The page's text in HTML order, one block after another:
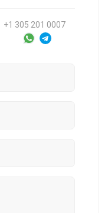
+1 305 201 0007